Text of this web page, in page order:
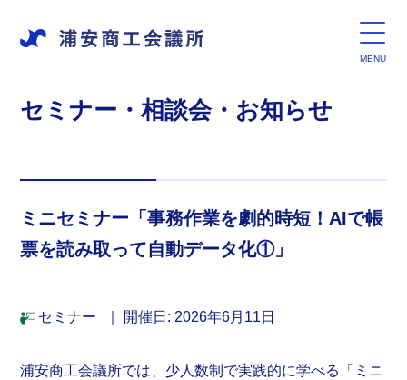
セミナー・相談会・お知らせ
ミニセミナー「事務作業を劇的時短！AIで帳
票を読み取って自動データ化①」
セミナー 開催日: 2026年6月11日
浦安商工会議所では、少人数制で実践的に学べる「ミニ